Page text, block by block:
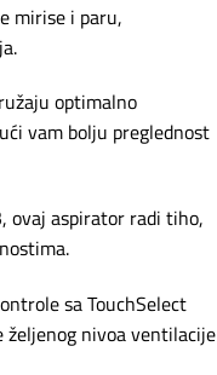
mirise i paru,
optimalno
vam bolju preglednost
ovaj aspirator radi tiho,
sa TouchSelect
željenog nivoa ventilacije